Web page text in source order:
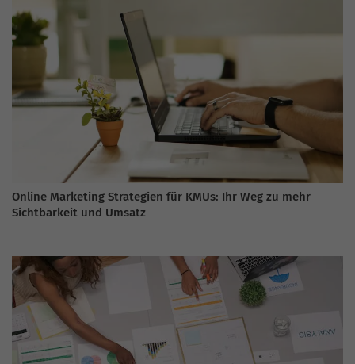
Online Marketing Strategien für KMUs: Ihr Weg zu mehr
Sichtbarkeit und Umsatz